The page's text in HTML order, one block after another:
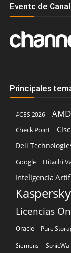
Evento de
Principales
#CES 2026 AMD
Check Point
Dell
Google Hitachi
Inteligencia
Kaspersky
Licencias
Oracle Pure
Siemens SonicWall